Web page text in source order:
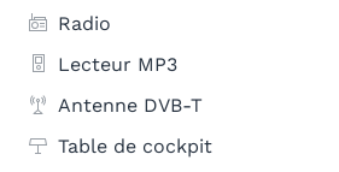
Radio
Lecteur MP3
Antenne DVB-T
Table de cockpit